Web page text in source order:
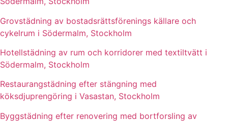
Grovstädning av bostadsrättsförenings källare och
cykelrum i Södermalm, Stockholm
Hotellstädning av rum och korridorer med textiltvätt i
Södermalm, Stockholm
Restaurangstädning efter stängning med
köksdjuprengöring i Vasastan, Stockholm
Byggstädning efter renovering med bortforsling av